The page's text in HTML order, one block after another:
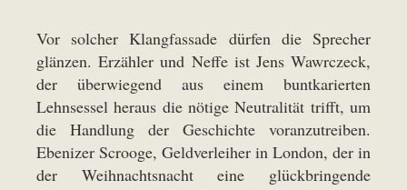
Vor solcher Klangfassade dürfen die Sprecher
glänzen. Erzähler und Neffe ist Jens Wawrczeck,
der überwiegend aus einem buntkarierten
Lehnsessel heraus die nötige Neutralität trifft, um
die Handlung der Geschichte voranzutreiben.
Ebenizer Scrooge, Geldverleiher in London, der in
der Weihnachtsnacht eine glückbringende